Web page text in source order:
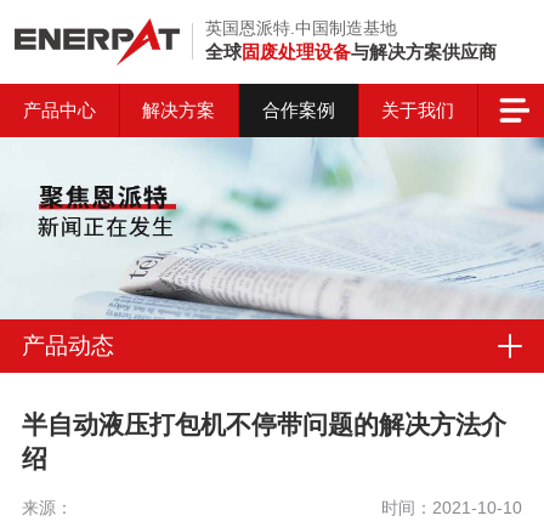
英国恩派特.中国制造基地
全球固废处理设备与解决方案供应商
产品中心 解决方案 合作案例 关于我们
产品动态
半自动液压打包机不停带问题的解决方法介
绍
来源： 时间：2021-10-10